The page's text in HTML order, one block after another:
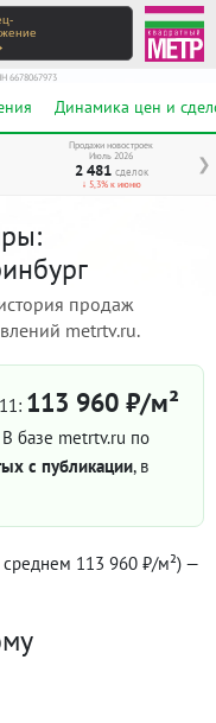
6678067973
Динамика цен и
❯
Продажи новостроек
Июль 2026
2 481 сделок
↓ 5,3% к июню
продаж
metrtv.ru.
113 960 ₽/м²
В базе metrtv.ru по
с публикации, в
среднем 113 960 ₽/м²) —